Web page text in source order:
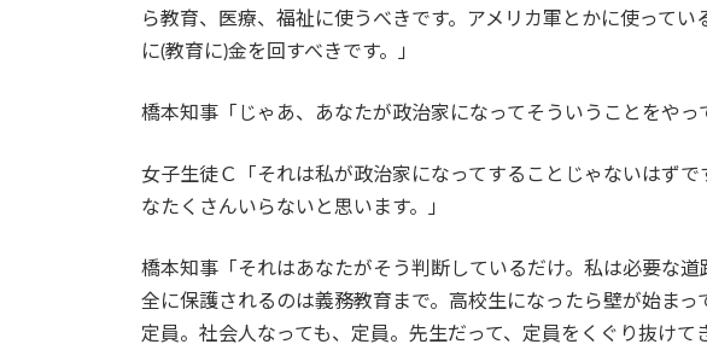
ら教育、医療、福祉に使うべきです。アメリカ軍とかに使って
に(教育に)金を回すべきです。」
橋本知事「じゃあ、あなたが政治家になってそういうことをやっ
女子生徒Ｃ「それは私が政治家になってすることじゃないはず
なたくさんいらないと思います。」
橋本知事「それはあなたがそう判断しているだけ。私は必要な
全に保護されるのは義務教育まで。高校生になったら壁が始ま
定員。社会人なっても、定員。先生だって、定員をくぐり抜けて